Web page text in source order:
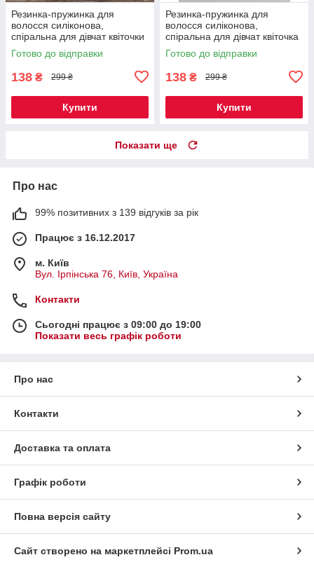
Резинка-пружинка для
волосся силіконова,
спіральна для дівчат квіточки
шоколадна + горошок 2 шт
Код 00-0566
Готово до відправки
138 ₴ 299 ₴
Купити
Резинка-пружинка для
волосся силіконова,
спіральна для дівчат квіточка
молочна 2 шт Код 00-0576
Готово до відправки
138 ₴ 299 ₴
Купити
Показати ще
Про нас
99% позитивних з 139 відгуків за рік
Працює з 16.12.2017
м. Київ
Вул. Ірпінська 76, Київ, Україна
Контакти
Сьогодні працює з 09:00 до 19:00
Показати весь графік роботи
Про нас
Контакти
Доставка та оплата
Графік роботи
Повна версія сайту
Сайт створено на маркетплейсі Prom.ua